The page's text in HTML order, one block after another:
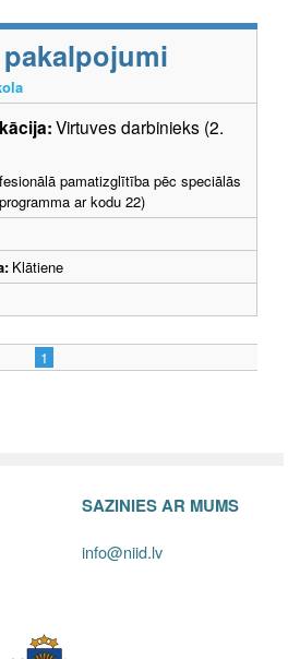
Virtuves darbinieks (2.
pamatizglītība pēc speciālās
ar kodu 22)
Klātiene
1
SAZINIES AR MUMS
info@niid.lv